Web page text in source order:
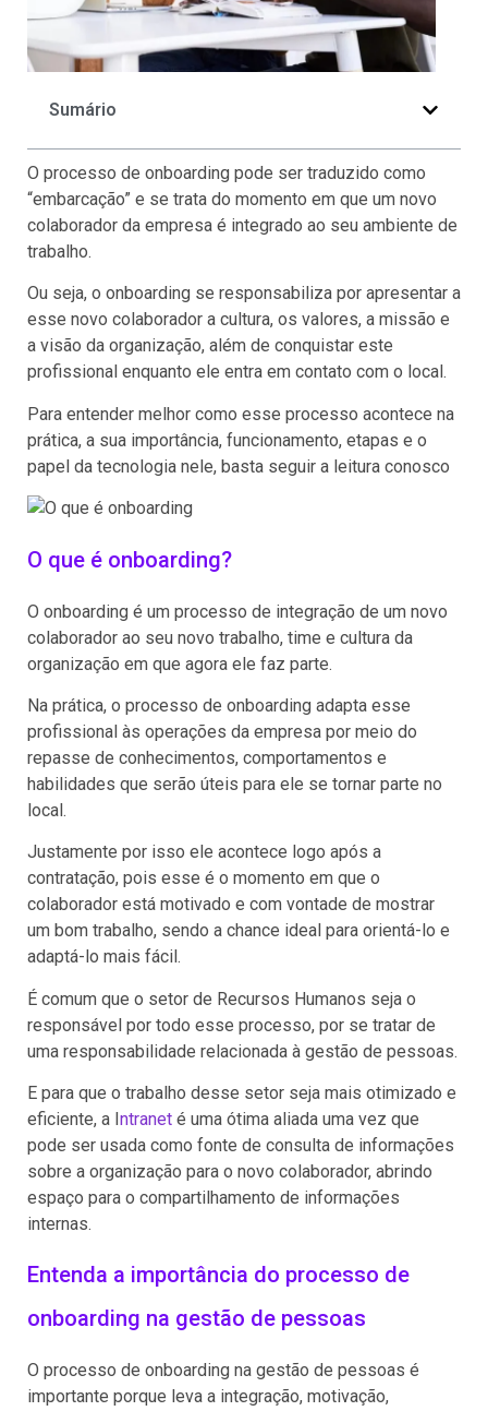
Sumário
O processo de onboarding pode ser traduzido como
“embarcação” e se trata do momento em que um novo
colaborador da empresa é integrado ao seu ambiente de
trabalho.
Ou seja, o onboarding se responsabiliza por apresentar a
esse novo colaborador a cultura, os valores, a missão e
a visão da organização, além de conquistar este
profissional enquanto ele entra em contato com o local.
Para entender melhor como esse processo acontece na
prática, a sua importância, funcionamento, etapas e o
papel da tecnologia nele, basta seguir a leitura conosco
O que é onboarding?
O onboarding é um processo de integração de um novo
colaborador ao seu novo trabalho, time e cultura da
organização em que agora ele faz parte.
Na prática, o processo de onboarding adapta esse
profissional às operações da empresa por meio do
repasse de conhecimentos, comportamentos e
habilidades que serão úteis para ele se tornar parte no
local.
Justamente por isso ele acontece logo após a
contratação, pois esse é o momento em que o
colaborador está motivado e com vontade de mostrar
um bom trabalho, sendo a chance ideal para orientá-lo e
adaptá-lo mais fácil.
É comum que o setor de Recursos Humanos seja o
responsável por todo esse processo, por se tratar de
uma responsabilidade relacionada à gestão de pessoas.
E para que o trabalho desse setor seja mais otimizado e
eficiente, a Intranet é uma ótima aliada uma vez que
pode ser usada como fonte de consulta de informações
sobre a organização para o novo colaborador, abrindo
espaço para o compartilhamento de informações
internas.
Entenda a importância do processo de
onboarding na gestão de pessoas
O processo de onboarding na gestão de pessoas é
importante porque leva a integração, motivação,